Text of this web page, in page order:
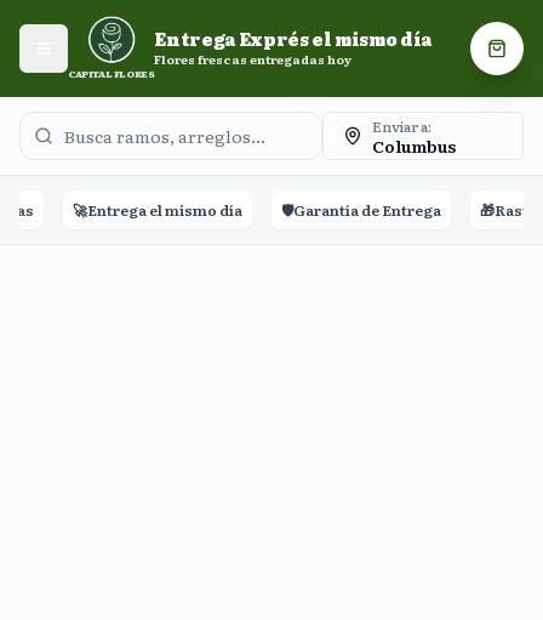
Entrega Exprés el mismo día. Flores frescas entregadas
Abrir menú
CAPITAL FLORES
Entrega Exprés el mismo día
Flores frescas entregadas hoy
Enviar a:
Columbus
🚀Entrega el mismo día 🛡️Garantía de Entrega 🎁